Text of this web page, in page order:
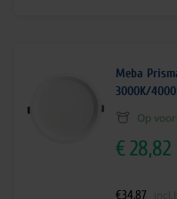
Meba
3000K/
Op
€28,82
€34,87